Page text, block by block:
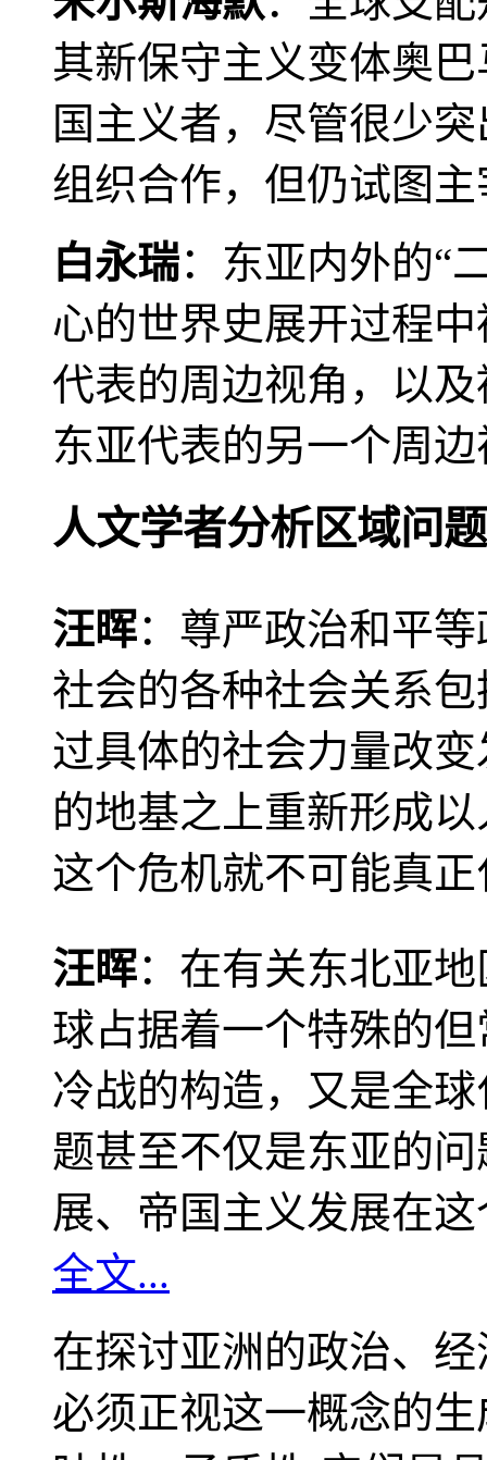
其新保守主义变体奥
国主义者，尽管很少
组织合作，但仍试图
白永瑞：东亚内外的“
心的世界史展开过程
代表的周边视角，以
东亚代表的另一个周
人文学者分析区域问题
汪晖：尊严政治和平
社会的各种社会关系
过具体的社会力量改
的地基之上重新形成
这个危机就不可能真
汪晖：在有关东北亚
球占据着一个特殊的
冷战的构造，又是全
题甚至不仅是东亚的
展、帝国主义发展在
全文...
在探讨亚洲的政治、
必须正视这一概念的